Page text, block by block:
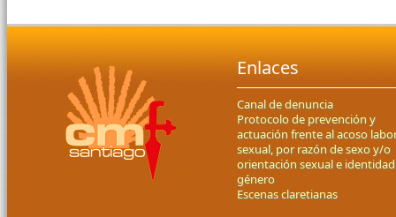
Enlaces
Canal de denuncia
Protocolo de prevención y
actuación frente al acoso
sexual, por razón de sexo y/o
orientación sexual e
género
Escenas claretianas